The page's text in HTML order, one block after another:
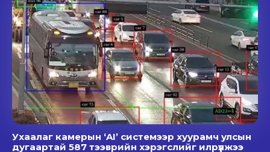
Ухаалаг камерын ‘AI’ системээр хуурамч улсын
дугаартай 587 тээврийн хэрэгслийг илрүүлжээ